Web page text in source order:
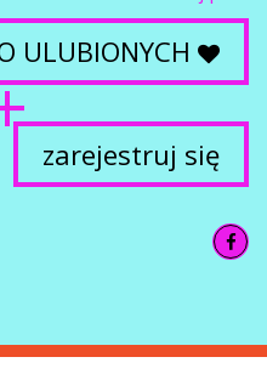
ULUBIONYCH
zarejestruj się